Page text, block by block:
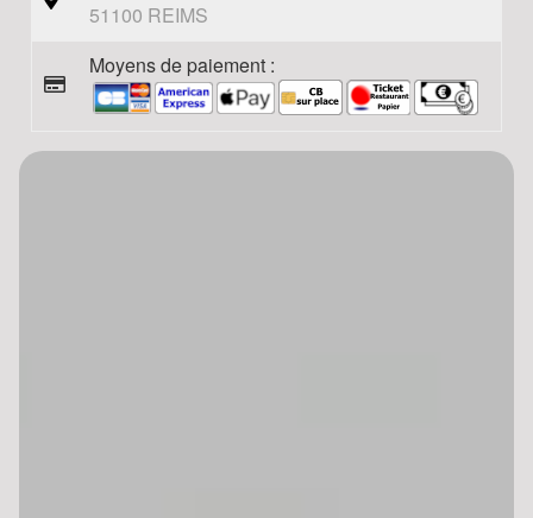
51100 REIMS
Moyens de paiement :